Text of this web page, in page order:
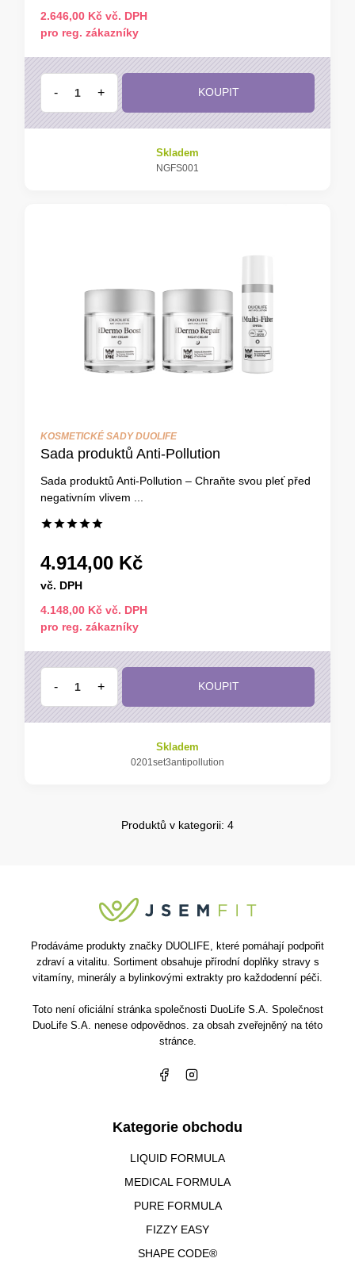
2.646,00 Kč vč. DPH
pro reg. zákazníky
- + KOUPIT
Skladem
NGFS001
KOSMETICKÉ SADY DUOLIFE
Sada produktů Anti-Pollution
Sada produktů Anti-Pollution – Chraňte svou pleť před
negativním vlivem ...
4.914,00 Kč
vč. DPH
4.148,00 Kč vč. DPH
pro reg. zákazníky
- + KOUPIT
Skladem
0201set3antipollution
Produktů v kategorii: 4
Prodáváme produkty značky DUOLIFE, které pomáhají podpořit
zdraví a vitalitu. Sortiment obsahuje přírodní doplňky stravy s
vitamíny, minerály a bylinkovými extrakty pro každodenní péči.
Toto není oficiální stránka společnosti DuoLife S.A. Společnost
DuoLife S.A. nenese odpovědnos. za obsah zveřejněný na této
stránce.
Kategorie obchodu
LIQUID FORMULA
MEDICAL FORMULA
PURE FORMULA
FIZZY EASY
SHAPE CODE®